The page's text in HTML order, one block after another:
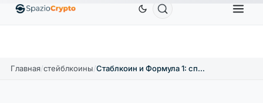
EthereumETH1 880,58 $ Tether USDT0,9991 $ BNBBNB
Главная/стейблкоины/ Стаблкоин и Формула 1: спонсорство Coinbase-Aston Martin